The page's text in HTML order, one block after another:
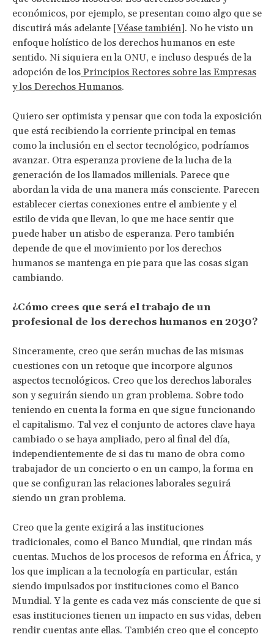
económicos, por ejemplo, se presentan como algo que se
discutirá más adelante [Véase también]. No he visto un
enfoque holístico de los derechos humanos en este
sentido. Ni siquiera en la ONU, e incluso después de la
adopción de los Principios Rectores sobre las Empresas
y los Derechos Humanos.
Quiero ser optimista y pensar que con toda la exposición
que está recibiendo la corriente principal en temas
como la inclusión en el sector tecnológico, podríamos
avanzar. Otra esperanza proviene de la lucha de la
generación de los llamados millenials. Parece que
abordan la vida de una manera más consciente. Parecen
establecer ciertas conexiones entre el ambiente y el
estilo de vida que llevan, lo que me hace sentir que
puede haber un atisbo de esperanza. Pero también
depende de que el movimiento por los derechos
humanos se mantenga en pie para que las cosas sigan
cambiando.
¿Cómo crees que será el trabajo de un
profesional de los derechos humanos en 2030?
Sinceramente, creo que serán muchas de las mismas
cuestiones con un retoque que incorpore algunos
aspectos tecnológicos. Creo que los derechos laborales
son y seguirán siendo un gran problema. Sobre todo
teniendo en cuenta la forma en que sigue funcionando
el capitalismo. Tal vez el conjunto de actores clave haya
cambiado o se haya ampliado, pero al final del día,
independientemente de si das tu mano de obra como
trabajador de un concierto o en un campo, la forma en
que se configuran las relaciones laborales seguirá
siendo un gran problema.
Creo que la gente exigirá a las instituciones
tradicionales, como el Banco Mundial, que rindan más
cuentas. Muchos de los procesos de reforma en África, y
los que implican a la tecnología en particular, están
siendo impulsados por instituciones como el Banco
Mundial. Y la gente es cada vez más consciente de que si
esas instituciones tienen un impacto en sus vidas, deben
rendir cuentas ante ellas. También creo que el concepto